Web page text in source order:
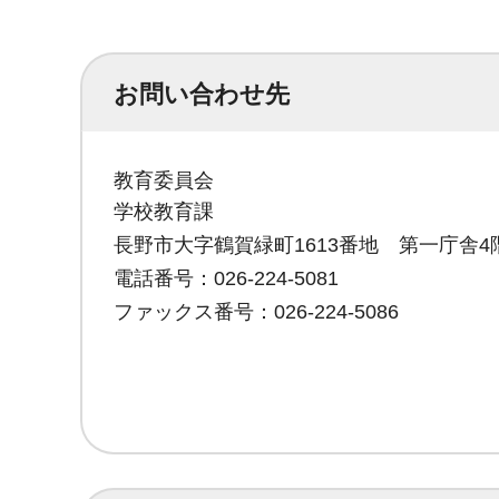
お問い合わせ先
教育委員会
学校教育課
長野市大字鶴賀緑町1613番地 第一庁舎4
電話番号：026-224-5081
ファックス番号：026-224-5086